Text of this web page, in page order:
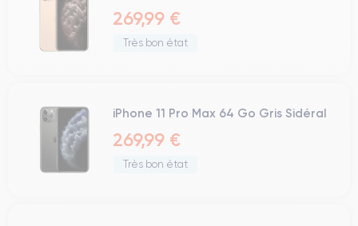
269,99 €
Très bon état
iPhone 11 Pro Max 64 Go Gris Sidéral
269,99 €
Très bon état